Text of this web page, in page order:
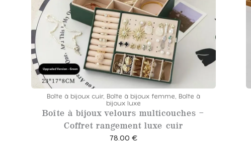
4
9
5
8
Boîte à bijoux cuir, Boîte à bijoux femme, Boîte à
bijoux luxe
Boîte à bijoux velours multicouches –
Coffret rangement luxe cuir
78.00 €